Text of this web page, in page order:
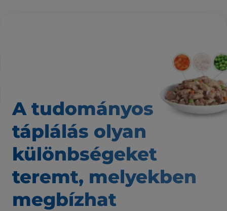
A tudományos
táplálás olyan
különbségeket
teremt, melyekben
megbízhat